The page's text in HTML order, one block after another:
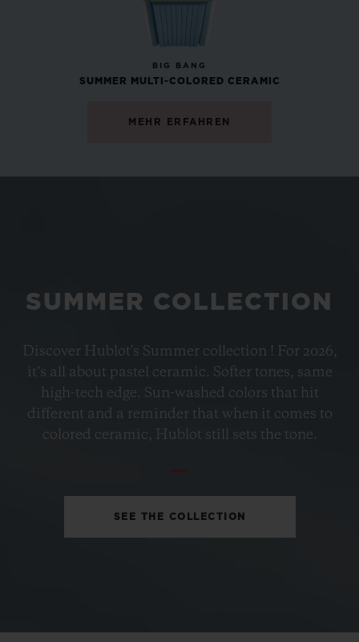
PETROL BLUE CERAMIC
33 MM
AUD 23,000 •
BIG BANG
SUMMER MULTI-COLORED CERAMIC
MEHR ERFAHREN
SUMMER COLLECTION
Discover Hublot's Summer collection ! For 2026,
it’s all about pastel ceramic. Softer tones, same
high-tech edge. Sun-washed colors that hit
different and a reminder that when it comes to
colored ceramic, Hublot still sets the tone.
SEE THE COLLECTION